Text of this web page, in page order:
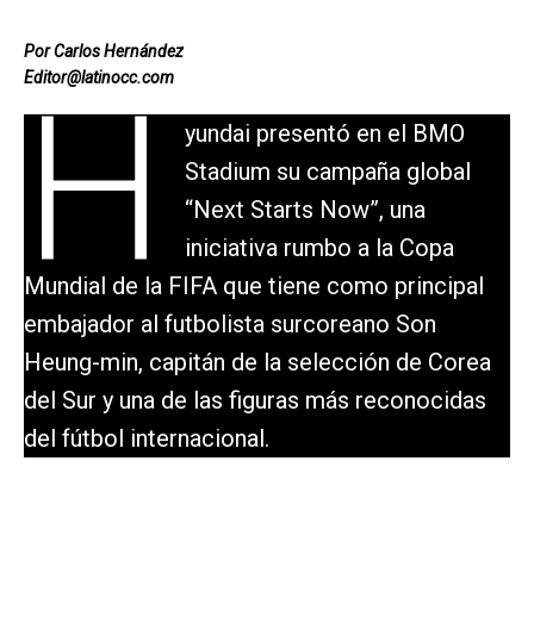
Por Carlos Hernández
Editor@latinocc.com
H
yundai presentó en el BMO
Stadium su campaña global
“Next Starts Now”, una
iniciativa rumbo a la Copa
Mundial de la FIFA que tiene como principal
embajador al futbolista surcoreano Son
Heung-min, capitán de la selección de Corea
del Sur y una de las figuras más reconocidas
del fútbol internacional.